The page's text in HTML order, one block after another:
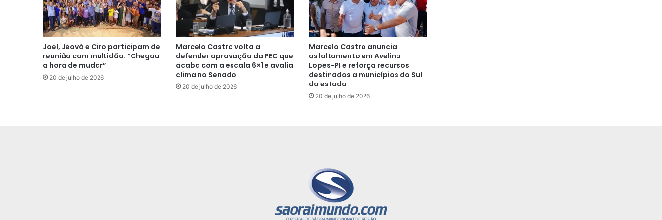
Joel, Jeová e Ciro participam de
reunião com multidão: “Chegou
a hora de mudar”
20 de julho de 2026
Marcelo Castro volta a
defender aprovação da PEC que
acaba com a escala 6×1 e avalia
clima no Senado
20 de julho de 2026
Marcelo Castro anuncia
asfaltamento em Avelino
Lopes-PI e reforça recursos
destinados a municípios do Sul
do estado
20 de julho de 2026